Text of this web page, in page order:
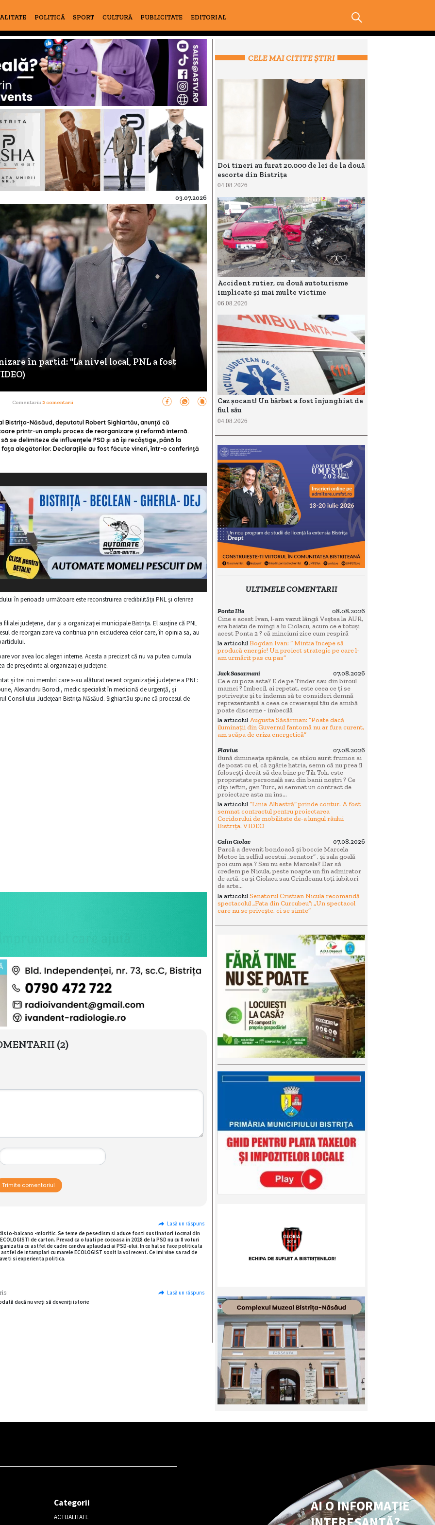
POLITICĂ SPORT CULTURĂ PUBLICITATE EDITORIAL
03.07.2026
în partid: "La nivel local, PNL a fost
Comentarii: 2 comentarii
Bistrița-Năsăud, deputatul Robert Sighiartău, anunță că
printr-un amplu proces de reorganizare și reformă internă.
se delimiteze de influențele PSD și să își recâștige, până la
alegătorilor. Declarațiile au fost făcute vineri, într-o conferință
în perioada următoare este reconstruirea credibilității PNL și oferirea
județene, dar și a organizației municipale Bistrița. El susține că PNL
de reorganizare va continua prin excluderea celor care, în opinia sa, au
vor avea loc alegeri interne. Acesta a precizat că nu va putea cumula
de președinte al organizației județene.
și trei noi membri care s-au alăturat recent organizației județene a PNL:
Alexandru Borodi, medic specialist în medicină de urgență, și
Consiliului Județean Bistrița-Năsăud. Sighiartău spune că procesul de
(2)
Trimite comentariul
Lasă un răspuns
balcano -mioritic. Se teme de pesedism si aduce fosti sustinatori tocmai din
de carton. Prevad ca o luati pe cocoasa in 2028 de la PSD nu cu 8 voturi
cu astfel de cadre candva aplaudaci ai PSD-ului. In ce hal se face politica la
de intamplari cu marele ECOLOGIST sosit la voi recent. Ce imi vine sa rad de
si experienta politica.
Lasă un răspuns
dacă nu vreți să deveniți istorie
CELE MAI CITITE ȘTIRI
Doi tineri au furat 20.000 de lei de la două
escorte din Bistrița
04.08.2026
Accident rutier, cu două autoturisme
implicate și mai multe victime
06.08.2026
Caz șocant! Un bărbat a fost înjunghiat de
fiul său
04.08.2026
ULTIMELE COMENTARII
Ponta Ilie
08.08.2026
Cine e acest Ivan, l-am vazut lângă Veștea la AUR,
era baiatu de mingi a lu Ciolacu, acum ce e totuși
acest Ponta 2 ? că minciuni zice cum respiră
la articolulBogdan Ivan: “ Mintia începe să
producă energie! Un proiect strategic pe care l-
am urmărit pas cu pas”
Jack Sasarmani
07.08.2026
Ce e cu poza asta? E de pe Tinder sau din biroul
mamei ? Imbecil, ai repetat, este ceea ce ți se
potrivește și te îndemn să te consideri demnă
reprezentantă a ceea ce creierașul tău de amibă
poate discerne - imbecilă
la articolul Augusta Săsărman: “Poate dacă
iluminații din Guvernul fantomă nu ar fura curent,
am scăpa de criza energetică”
Flavius
07.08.2026
Bună dimineața spânule, ce stilou aurit frumos ai
de pozat cu el, că zgârie hatria, semn că nu prea îl
foloseșți decât să dea bine pe Tik Tok, este
proprietate personală sau din banii noștri ? Ce
clip ieftin, gen Turc, ai semnat un contract de
proiectare asta nu îns...
la articolul“Linia Albastră” prinde contur. A fost
semnat contractul pentru proiectarea
Coridorului de mobilitate de-a lungul râului
Bistrița. VIDEO
Calin Ciolac
07.08.2026
Parcă a devenit bondoacă și boccie Marcela
Motoc în selfiul acestui „senator” , și sala goală
poi cum așa ? Sau nu este Marcela? Dar să
credem pe Nicula, peste noapte un fin admirator
de artă, ca și Ciolacu sau Grindeanu toți iubitori
de arte...
la articolulSenatorul Cristian Nicula recomandă
spectacolul „Fata din Curcubeu”: „Un spectacol
care nu se privește, ci se simte”
Categorii
ACTUALITATE
AI O INFORMAȚIE